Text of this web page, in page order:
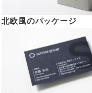
北欧風のパッケージ